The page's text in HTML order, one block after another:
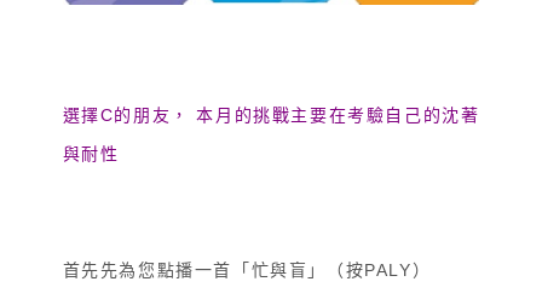
選擇C的朋友， 本月的挑戰主要在考驗自己的沈著
與耐性
首先先為您點播一首「忙與盲」（按PALY）